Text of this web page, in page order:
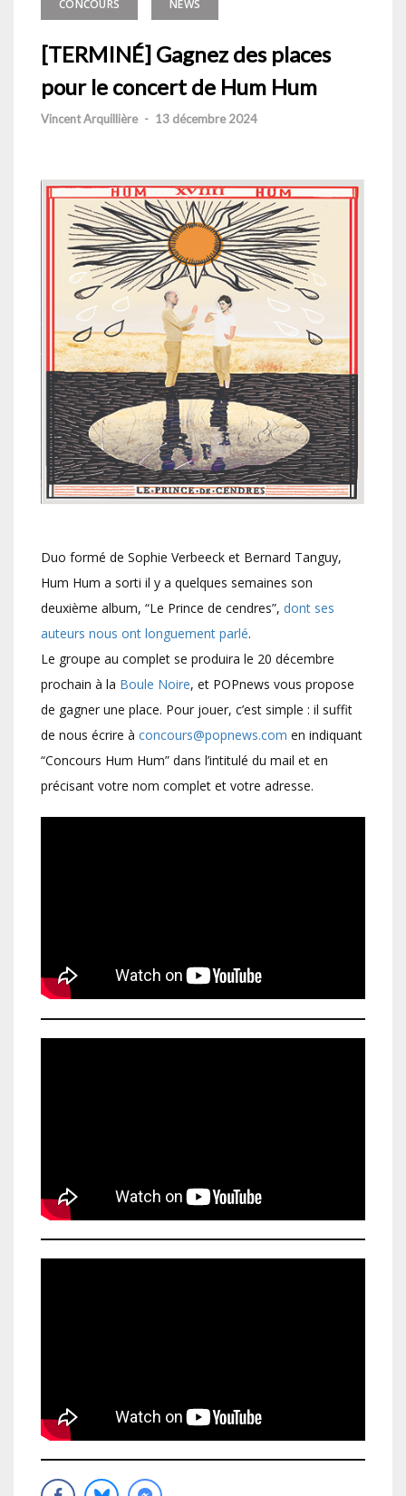
CONCOURS NEWS
[TERMINÉ] Gagnez des places
pour le concert de Hum Hum
Vincent Arquillière - 13 décembre 2024
Duo formé de Sophie Verbeeck et Bernard Tanguy,
Hum Hum a sorti il y a quelques semaines son
deuxième album, “Le Prince de cendres”, dont ses
auteurs nous ont longuement parlé.
Le groupe au complet se produira le 20 décembre
prochain à la Boule Noire, et POPnews vous propose
de gagner une place. Pour jouer, c’est simple : il suffit
de nous écrire à concours@popnews.com en indiquant
“Concours Hum Hum” dans l’intitulé du mail et en
précisant votre nom complet et votre adresse.